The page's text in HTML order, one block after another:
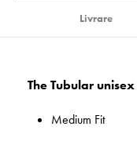
Livrare
The Tubular
Medium Fit